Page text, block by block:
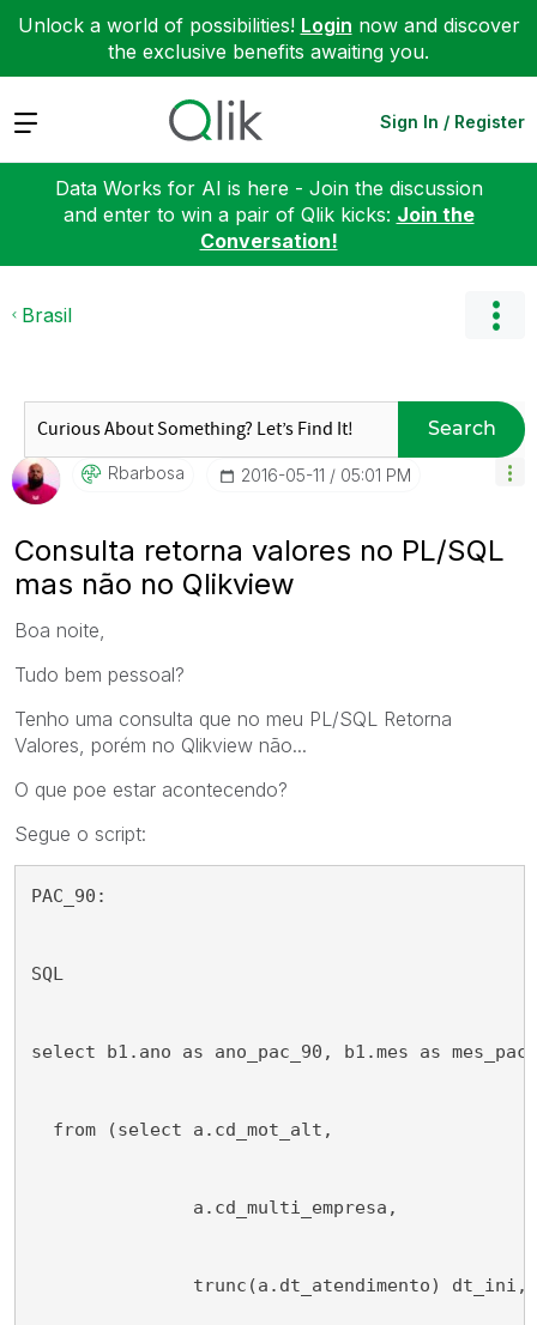
Unlock a world of possibilities! Login now and discover
the exclusive benefits awaiting you.
Expand Sign In / Register
Data Works for AI is here - Join the discussion
and enter to win a pair of Qlik kicks: Join the
Conversation!
Brasil
Search
Rbarbosa ‎2016-05-11 05:01 PM
Consulta retorna valores no PL/SQL
mas não no Qlikview
Boa noite,
Tudo bem pessoal?
Tenho uma consulta que no meu PL/SQL Retorna
Valores, porém no Qlikview não...
O que poe estar acontecendo?
Segue o script:
PAC_90:
SQL
select b1.ano as ano_pac_90, b1.mes as
from (select a.cd_mot_alt,
a.cd_multi_empresa,
trunc(a.dt_atendimento) dt_ini,